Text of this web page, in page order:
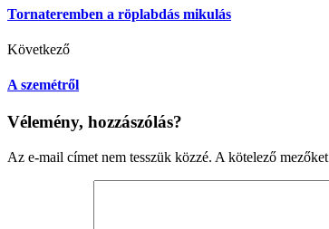
Tornateremben a röplabdás mikulás
Következő
A szemétről
Vélemény, hozzászólás?
Az e-mail címet nem tesszük közzé. A kötelező mezőket